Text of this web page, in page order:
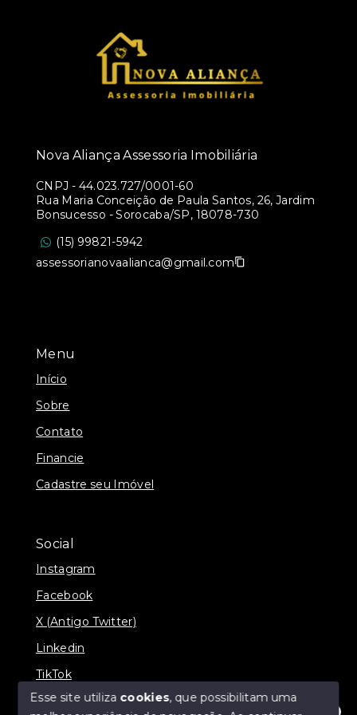
Menu
Início
Sobre
Contato
Financie
Cadastre seu Imóvel
Social
Instagram
Facebook
X (Antigo Twitter)
Linkedin
TikTok
Nova Aliança Assessoria Imobiliária
CNPJ - 44.023.727/0001-60
Rua Maria Conceição de Paula Santos, 26, Jardim
Bonsucesso - Sorocaba/SP, 18078-730
(15) 99821-5942
assessorianovaalianca@gmail.com
Esse site utiliza cookies, que possibilitam uma